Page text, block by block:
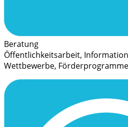
Beratung
Öffentlichkeitsarbeit,
Wettbewerbe, Förderprogramme